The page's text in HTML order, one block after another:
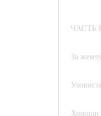
ЧАСТЬ
За
Хороши